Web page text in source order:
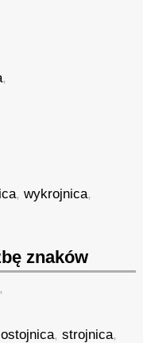
,
,wykrojnica,
znaków
,
ostojnica,strojnica,